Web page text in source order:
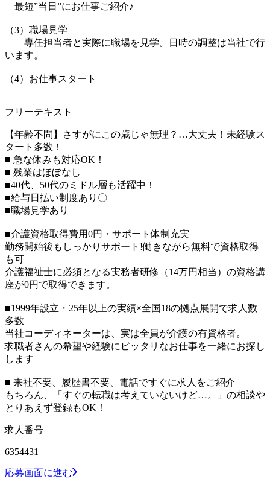
最短”当日”にお仕事ご紹介♪
（3）職場見学
専任担当者と実際に職場を見学。日時の調整は当社で行
います。
（4）お仕事スタート
フリーテキスト
【年齢不問】さすがにこの歳じゃ無理？…大丈夫！未経験ス
タート多数！
■ 急な休みも対応OK！
■ 残業はほぼなし
■40代、50代のミドル層も活躍中！
■給与日払い制度あり〇
■職場見学あり
■介護資格取得費用0円・サポート体制充実
勤務開始後もしっかりサポート!働きながら無料で資格取得
も可
介護福祉士に必須となる実務者研修（14万円相当）の資格講
座が0円で取得できます。
■1999年設立・25年以上の実績×全国18の拠点展開で求人数
多数
当社コーディネーターは、実は全員が介護の有資格者。
求職者さんの希望や経験にピッタリなお仕事を一緒にお探し
します
■ 来社不要、履歴書不要、電話ですぐに求人をご紹介
もちろん、「すぐの転職は考えていないけど…。」の相談や
とりあえず登録もOK！
求人番号
6354431
応募画面に進む